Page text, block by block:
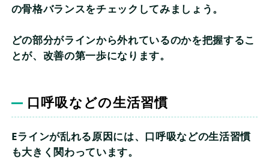
の骨格バランスをチェックしてみましょう。
どの部分がラインから外れているのかを把握するこ
とが、改善の第一歩になります。
口呼吸などの生活習慣
Eラインが乱れる原因には、口呼吸などの生活習慣
も大きく関わっています。